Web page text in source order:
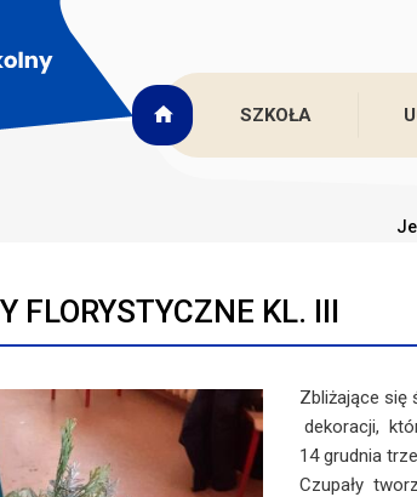
SZKOŁA
FLORYSTYCZNE KL. III
Zbliżające się
dekoracji,
14 grudnia
Czupały